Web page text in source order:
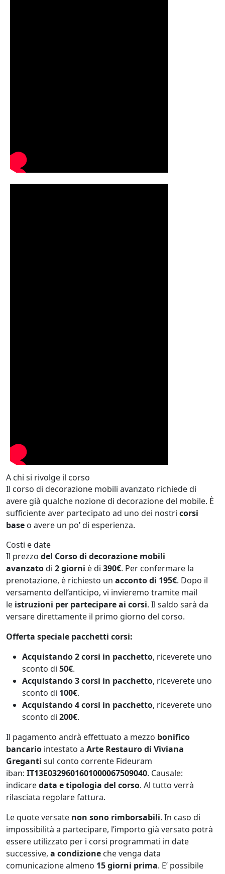
A chi si rivolge il corso
Il corso di decorazione mobili avanzato richiede di
avere già qualche nozione di decorazione del mobile. È
sufficiente aver partecipato ad uno dei nostri corsi
base o avere un po’ di esperienza.
Costi e date
Il prezzo del Corso di decorazione mobili
avanzatodi 2 giorni è di 390€. Per confermare la
prenotazione, è richiesto un acconto di 195€. Dopo il
versamento dell’anticipo, vi invieremo tramite mail
le istruzioni per partecipare ai corsi. Il saldo sarà da
versare direttamente il primo giorno del corso.
Offerta speciale pacchetti corsi:
Acquistando 2 corsi in pacchetto, riceverete uno
sconto di 50€.
Acquistando 3 corsi in pacchetto, riceverete uno
sconto di 100€.
Acquistando 4 corsi in pacchetto, riceverete uno
sconto di 200€.
Il pagamento andrà effettuato a mezzo bonifico
bancario intestato a Arte Restauro di Viviana
Greganti sul conto corrente Fideuram
iban: IT13E0329601601000067509040. Causale:
indicaredata e tipologia del corso. Al tutto verrà
rilasciata regolare fattura.
Le quote versate non sono rimborsabili. In caso di
impossibilità a partecipare, l’importo già versato potrà
essere utilizzato per i corsi programmati in date
successive, a condizione che venga data
comunicazione almeno 15 giorni prima. E’ possibile